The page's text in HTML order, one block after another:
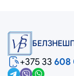
+375 33 608